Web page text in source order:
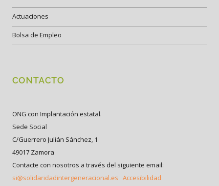
Actuaciones
Bolsa de Empleo
CONTACTO
ONG con Implantación estatal.
Sede Social
C/Guerrero Julián Sánchez, 1
49017 Zamora
Contacte con nosotros a través del siguiente email:
si@solidaridadintergeneracional.es Accesibilidad